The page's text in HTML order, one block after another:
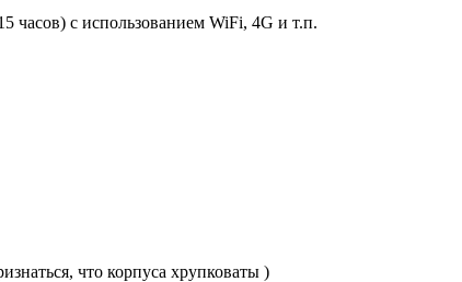
с использованием WiFi, 4G и т.п.
что корпуса хрупковаты )